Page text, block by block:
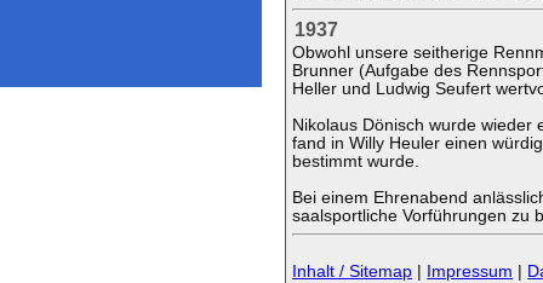
1937
Obwohl unsere seitherige
Brunner (Aufgabe des
Heller und Ludwig Seufert
Nikolaus Dönisch wurde
fand in Willy Heuler einen
bestimmt wurde.
Bei einem Ehrenabend
saalsportliche Vorführungen zu
Inhalt / Sitemap | Impressum |